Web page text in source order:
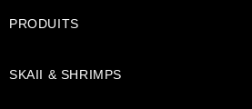
PRODUITS
SKAII & SHRIMPS